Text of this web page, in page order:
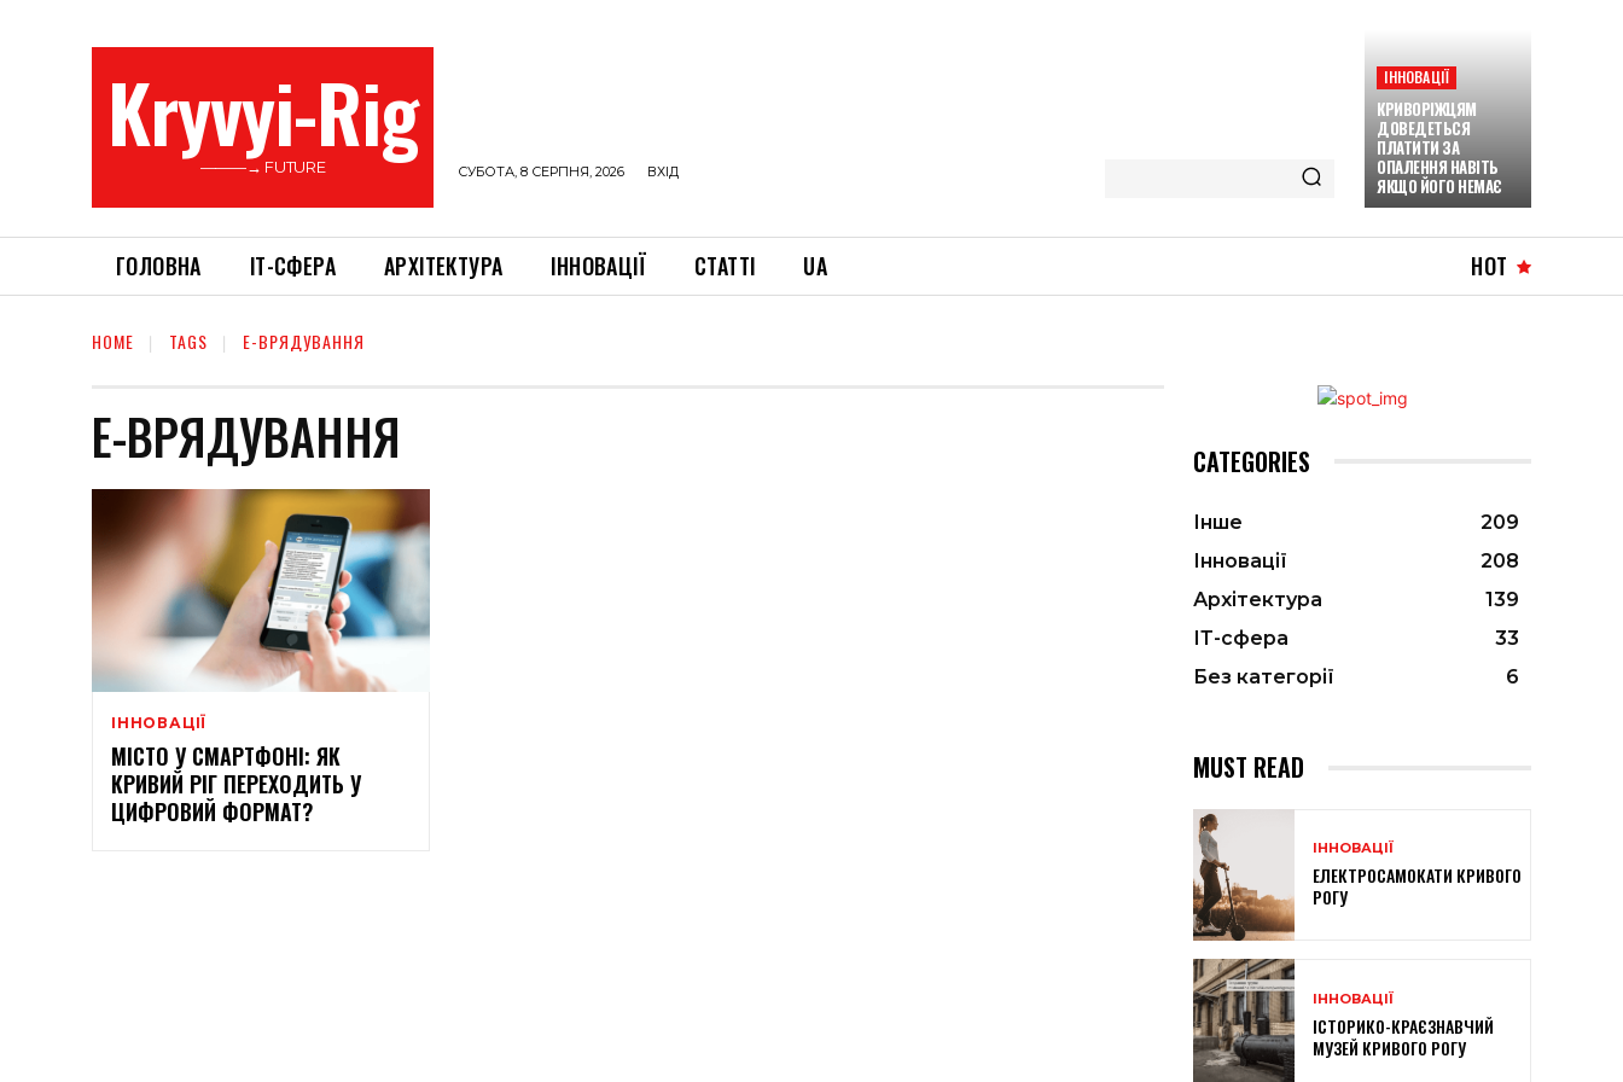
Kryvyi-Rig
———→ FUTURE СУБОТА, 8 СЕРПНЯ, 2026 ВХІД
ІННОВАЦІЇ
КРИВОРІЖЦЯМ
ДОВЕДЕТЬСЯ
ПЛАТИТИ ЗА
ОПАЛЕННЯ НАВІТЬ
ЯКЩО ЙОГО НЕМАЄ
ГОЛОВНА ІТ-СФЕРА АРХІТЕКТУРА ІННОВАЦІЇ СТАТТІ UA HOT
HOME TAGS Е-ВРЯДУВАННЯ
Е-ВРЯДУВАННЯ
ІННОВАЦІЇ
МІСТО У СМАРТФОНІ: ЯК
КРИВИЙ РІГ ПЕРЕХОДИТЬ У
ЦИФРОВИЙ ФОРМАТ?
CATEGORIES
Інше
209
Інновації
208
Архітектура
139
ІТ-сфера
33
Без категорії
6
MUST READ
ІННОВАЦІЇ
ЕЛЕКТРОСАМОКАТИ КРИВОГО
РОГУ
ІННОВАЦІЇ
ІСТОРИКО-КРАЄЗНАВЧИЙ
МУЗЕЙ КРИВОГО РОГУ